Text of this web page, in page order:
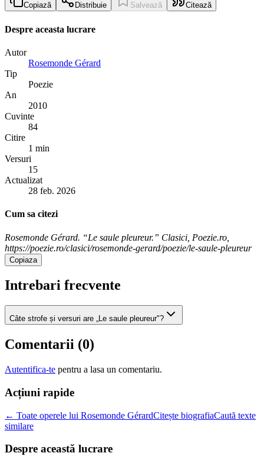
Copiază Distribuie Salvează Citează
Despre aceasta lucrare
Autor
Rosemonde Gérard
Tip
Poezie
An
2010
Cuvinte
84
Citire
1 min
Versuri
15
Actualizat
28 feb. 2026
Cum sa citezi
Rosemonde Gérard. “Le saule pleureur.” Clasici, Poezie.ro,
https://poezie.ro/clasici/rosemonde-gerard/poezie/le-saule-pleureur
Copiaza
Intrebari frecvente
Câte strofe și versuri are „Le saule pleureur"?
Comentarii (0)
Autentifica-te pentru a lasa un comentariu.
Acțiuni rapide
← Toate operele lui Rosemonde GérardCitește biografiaCaută texte
similare
Despre această lucrare